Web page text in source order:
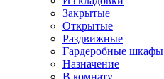
Закрытые
Открытые
Раздвижные
Гардеробные шкафы
Назначение
В комнату